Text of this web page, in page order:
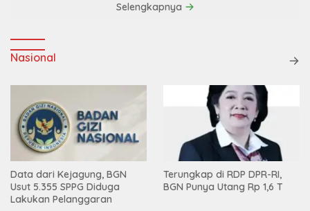
Selengkapnya
Nasional
Data dari Kejagung, BGN
Usut 5.355 SPPG Diduga
Lakukan Pelanggaran
Terungkap di RDP DPR-RI,
BGN Punya Utang Rp 1,6 T